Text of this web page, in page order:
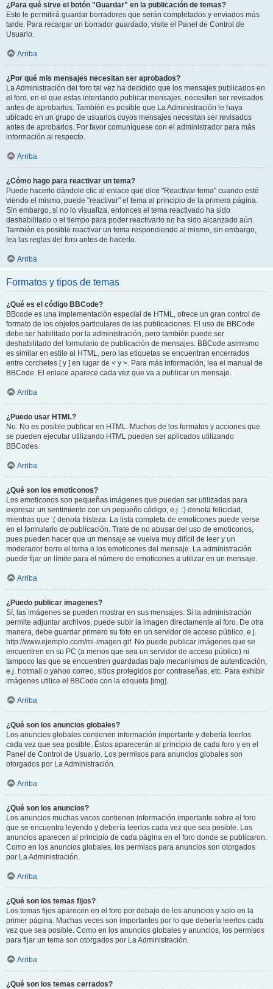
¿Para qué sirve el botón "Guardar" en la publicación de temas?
Esto le permitirá guardar borradores que serán completados y enviados más
tarde. Para recargar un borrador guardado, visite el Panel de Control de
Usuario.
Arriba
¿Por qué mis mensajes necesitan ser aprobados?
La Administración del foro tal vez ha decidido que los mensajes publicados en
el foro, en el que estas intentando publicar mensajes, necesiten ser revisados
antes de aprobarlos. También es posible que La Administración le haya
ubicado en un grupo de usuarios cuyos mensajes necesitan ser revisados
antes de aprobarlos. Por favor comuníquese con el administrador para más
información al respecto.
Arriba
¿Cómo hago para reactivar un tema?
Puede hacerlo dándole clic al enlace que dice "Reactivar tema" cuando esté
viendo el mismo, puede "reactivar" el tema al principio de la primera página.
Sin embargo, si no lo visualiza, entonces el tema reactivado ha sido
deshabilitado o el tiempo para poder reactivarlo no ha sido alcanzado aún.
También es posible reactivar un tema respondiendo al mismo, sin embargo,
lea las reglas del foro antes de hacerlo.
Arriba
Formatos y tipos de temas
¿Qué es el código BBCode?
BBcode es una implementación especial de HTML, ofrece un gran control de
formato de los objetos particulares de las publicaciones. El uso de BBCode
debe ser habilitado por la administración, pero también puede ser
deshabilitado del formulario de publicación de mensajes. BBCode asimismo
es similar en estilo al HTML, pero las etiquetas se encuentran encerrados
entre corchetes [ y ] en lugar de < y >. Para más información, lea el manual de
BBCode. El enlace aparece cada vez que va a publicar un mensaje.
Arriba
¿Puedo usar HTML?
No. No es posible publicar en HTML. Muchos de los formatos y acciones que
se pueden ejecutar utilizando HTML pueden ser aplicados utilizando
BBCodes.
Arriba
¿Qué son los emoticonos?
Los emoticonos son pequeñas imágenes que pueden ser utilizadas para
expresar un sentimiento con un pequeño código, e.j. :) denota felicidad,
mientras que :( denota tristeza. La lista completa de emoticones puede verse
en el formulario de publicación. Trate de no abusar del uso de emoticonos,
pues pueden hacer que un mensaje se vuelva muy difícil de leer y un
moderador borre el tema o los emoticones del mensaje. La administración
puede fijar un límite para el número de emoticones a utilizar en un mensaje.
Arriba
¿Puedo publicar imagenes?
Sí, las imágenes se pueden mostrar en sus mensajes. Si la administración
permite adjuntar archivos, puede subir la imagen directamente al foro. De otra
manera, debe guardar primero su foto en un servidor de acceso público, e.j.
http://www.ejemplo.com/mi-imagen.gif. No puede publicar imágenes que se
encuentren en su PC (a menos que sea un servidor de acceso público) ni
tampoco las que se encuentren guardadas bajo mecanismos de autenticación,
e.j. hotmail o yahoo correo, sitios protegidos por contraseñas, etc. Para exhibir
imágenes utilice el BBCode con la etiqueta [img].
Arriba
¿Qué son los anuncios globales?
Los anuncios globales contienen información importante y debería leerlos
cada vez que sea posible. Éstos aparecerán al principio de cada foro y en el
Panel de Control de Usuario. Los permisos para anuncios globales son
otorgados por La Administración.
Arriba
¿Qué son los anuncios?
Los anuncios muchas veces contienen información importante sobre el foro
que se encuentra leyendo y debería leerlos cada vez que sea posible. Los
anuncios aparecen al principio de cada página en el foro donde se publicaron.
Como en los anuncios globales, los permisos para anuncios son otorgados
por La Administración.
Arriba
¿Qué son los temas fijos?
Los temas fijos aparecen en el foro por debajo de los anuncios y solo en la
primer página. Muchas veces son importantes por lo que debería leerlos cada
vez que sea posible. Como en los anuncios globales y anuncios, los permisos
para fijar un tema son otorgados por La Administración.
Arriba
¿Qué son los temas cerrados?